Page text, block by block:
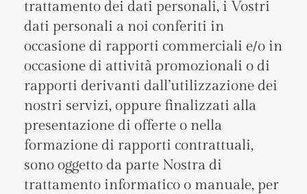
trattamento dei dati personali, i Vostri
dati personali a noi conferiti in
occasione di rapporti commerciali e/o in
occasione di attività promozionali o di
rapporti derivanti dall’utilizzazione dei
nostri servizi, oppure finalizzati alla
presentazione di offerte o nella
formazione di rapporti contrattuali,
sono oggetto da parte Nostra di
trattamento informatico o manuale, per